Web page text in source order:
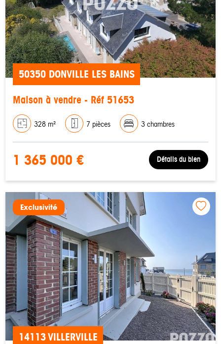
50350 DONVILLE LES BAINS
Maison à vendre - Réf 51653
328 m² 7 pièces 3 chambres
1 365 000 € Détails du bien
Exclusivité
14113 VILLERVILLE